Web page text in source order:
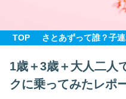
TOP さとあずって誰？子
1歳＋3歳＋大人二人
クに乗ってみたレポ